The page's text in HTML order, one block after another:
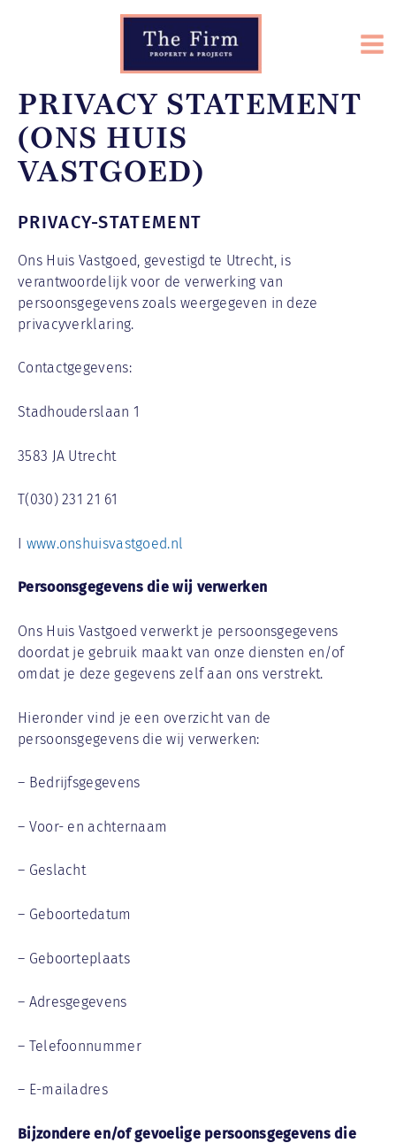
PRIVACY STATEMENT
(ONS HUIS
VASTGOED)
PRIVACY-STATEMENT
Ons Huis Vastgoed, gevestigd te Utrecht, is
verantwoordelijk voor de verwerking van
persoonsgegevens zoals weergegeven in deze
privacyverklaring.
Contactgegevens:
Stadhouderslaan 1
3583 JA Utrecht
T(030) 231 21 61
I www.onshuisvastgoed.nl
Persoonsgegevens die wij verwerken
Ons Huis Vastgoed verwerkt je persoonsgegevens
doordat je gebruik maakt van onze diensten en/of
omdat je deze gegevens zelf aan ons verstrekt.
Hieronder vind je een overzicht van de
persoonsgegevens die wij verwerken:
– Bedrijfsgegevens
– Voor- en achternaam
– Geslacht
– Geboortedatum
– Geboorteplaats
– Adresgegevens
– Telefoonnummer
– E-mailadres
Bijzondere en/of gevoelige persoonsgegevens die